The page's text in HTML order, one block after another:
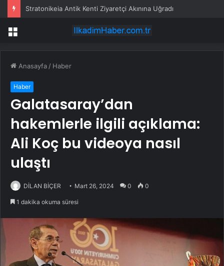
Stratonikeia Antik Kenti Ziyaretçi Akınına Uğradı
Menü
Anasayfa / Haber
Haber
Galatasaray’dan
hakemlerle ilgili açıklama:
Ali Koç bu videoya nasıl
ulaştı
DİLAN BİÇER Mart 26, 2024 0 0
1 dakika okuma süresi